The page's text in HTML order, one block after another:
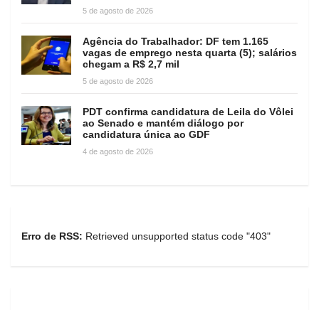
5 de agosto de 2026
Agência do Trabalhador: DF tem 1.165
vagas de emprego nesta quarta (5); salários
chegam a R$ 2,7 mil
5 de agosto de 2026
PDT confirma candidatura de Leila do Vôlei
ao Senado e mantém diálogo por
candidatura única ao GDF
4 de agosto de 2026
Erro de RSS: Retrieved unsupported status code "403"